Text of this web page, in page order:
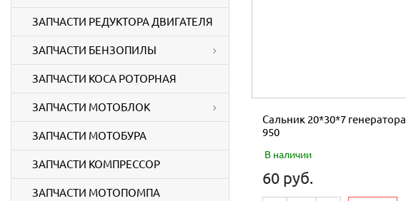
ЗАПЧАСТИ РЕДУКТОРА ДВИГАТЕЛЯ
ЗАПЧАСТИ БЕНЗОПИЛЫ
ЗАПЧАСТИ КОСА РОТОРНАЯ
ЗАПЧАСТИ МОТОБЛОК
ЗАПЧАСТИ МОТОБУРА
ЗАПЧАСТИ КОМПРЕССОР
ЗАПЧАСТИ МОТОПОМПА
Сальник 20*30*7 генератора
950
В наличии
60 руб.